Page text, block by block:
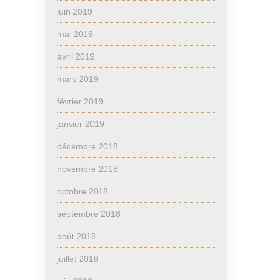
juin 2019
mai 2019
avril 2019
mars 2019
février 2019
janvier 2019
décembre 2018
novembre 2018
octobre 2018
septembre 2018
août 2018
juillet 2018